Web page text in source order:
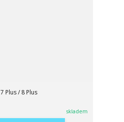
Plus / 8 Plus
skladem